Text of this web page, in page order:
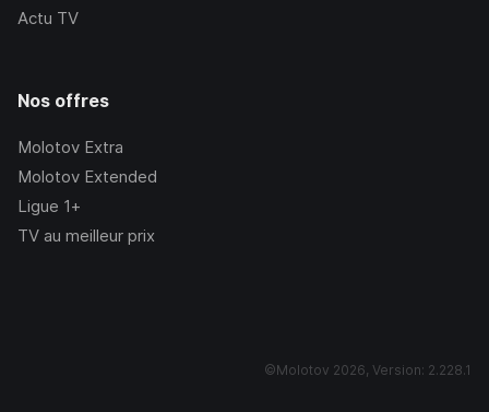
Actu TV
Nos offres
Molotov Extra
Molotov Extended
Ligue 1+
TV au meilleur prix
©Molotov 2026, Version: 2.228.1